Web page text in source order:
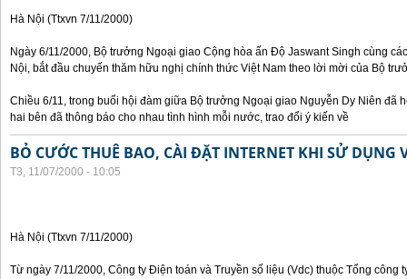
Hà Nội (Ttxvn 7/11/2000)
Ngày 6/11/2000, Bộ trưởng Ngoại giao Cộng hòa ấn Độ Jaswant Singh cùng
Nội, bắt đầu chuyến thăm hữu nghị chính thức Việt Nam theo lời mời của Bộ
Chiều 6/11, trong buổi hội đàm giữa Bộ trưởng Ngoại giao Nguyễn Dy Niên đã
hai bên đã thông báo cho nhau tình hình mỗi nước, trao đổi ý kiến về
BỎ CƯỚC THUÊ BAO, CÀI ĐẶT INTERNET KHI SỬ DỤNG
T3, 11/07/2000 - 10:05
Hà Nội (Ttxvn 7/11/2000)
Từ ngày 7/11/2000, Công ty Điện toán và Truyền số liệu (Vdc) thuộc Tổng công